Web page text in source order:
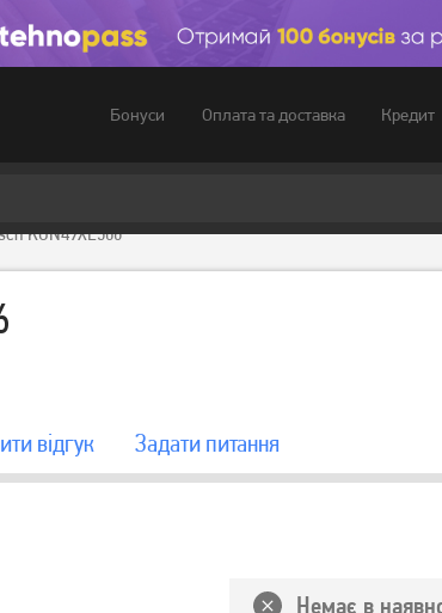
Бонуси Оплата та доставка Кредит
KGN49XL306
вiдгук Задати питання
Немає в